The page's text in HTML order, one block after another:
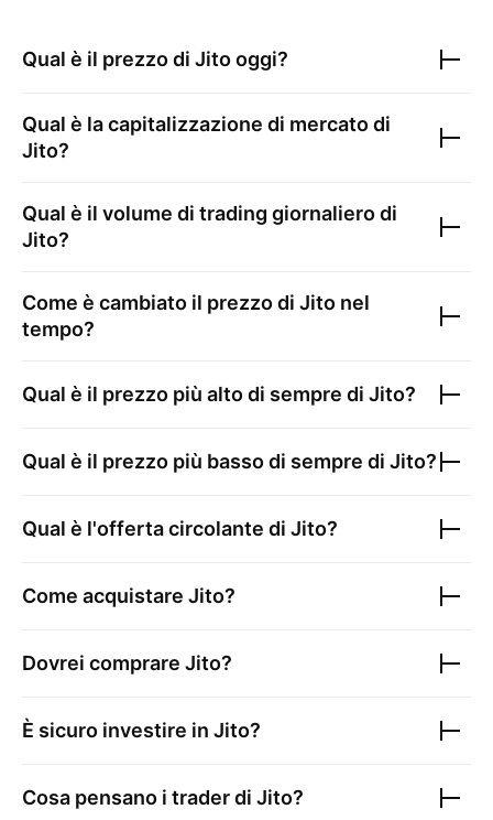
Qual è il prezzo di Jitooggi?
Qual è la capitalizzazione di mercato di
Jito?
Qual è il volume di trading giornaliero di
Jito?
Come è cambiato il prezzo di Jito nel
tempo?
Qual è il prezzo più alto di sempre di Jito?
Qual è il prezzo più basso di sempre di Jito?
Qual è l'offerta circolante di Jito?
Come acquistare Jito?
Dovrei comprare Jito?
È sicuro investire in Jito?
Cosa pensano i trader di Jito?